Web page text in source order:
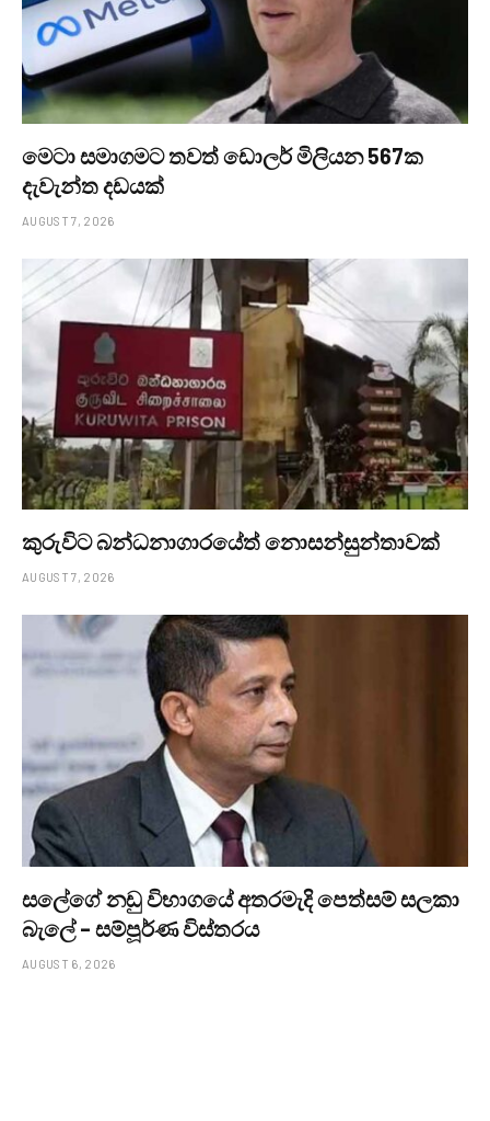
මෙටා සමාගමට තවත් ඩොලර් මිලියන 567ක
දැවැන්ත දඩයක්
AUGUST 7, 2026
කුරුවිට බන්ධනාගාරයේත් නොසන්සුන්තාවක්
AUGUST 7, 2026
සලේගේ නඩු විභාගයේ අතරමැදි පෙත්සම් සලකා
බැලේ – සම්පූර්ණ විස්තරය
AUGUST 6, 2026